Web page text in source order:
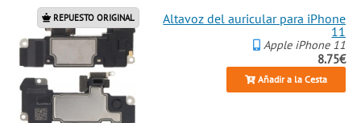
REPUESTO ORIGINAL
Altavoz del auricular para iPhone
11
Apple iPhone 11
8.75€
Añadir a la Cesta